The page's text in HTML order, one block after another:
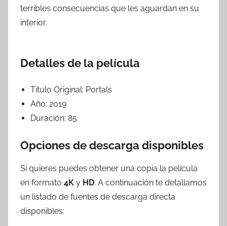
terribles consecuencias que les aguardan en su
interior.
Detalles de la película
Titulo Original: Portals
Año: 2019
Duración: 85
Opciones de descarga disponibles
Si quieres puedes obtener una copia la película
en formato 4K y HD. A continuación te detallamos
un listado de fuentes de descarga directa
disponibles: